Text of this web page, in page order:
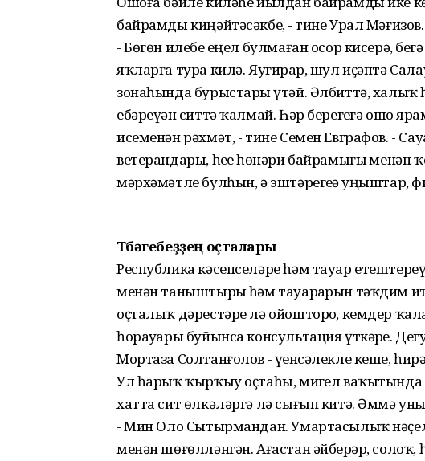
байрамды киңәйтәсәкбеҙ, - тине Урал Мәғизов.
- Бөгөн илебеҙ еңел булмаған осор кисерә,
яҡларға тура килә. Яугирҙар, шул иҫәптә
зонаһында бурыстарҙы үтәй. Әлбиттә, халыҡ
ебәреүҙән ситтә ҡалмай. Һәр берегеҙгә ошо
исеменән рәхмәт, - тине Семен Евграфов. -
ветерандары, һеҙҙе һөнәри байрамығыҙ
мәрхәмәтле булһын, ә эштәрегеҙҙә
Төбәгебеҙҙең оҫталары
Республика кәсепселәре һәм тауар
менән таныштырҙы һәм тауарҙарын тәҡдим
оҫталыҡ дәрестәре лә ойошторҙо, кемдер
һорауҙары буйынса консультация үткәрҙе.
Мортаза Солтанғолов - үҙенсәлекле кеше,
Ул һарыҡ ҡырҡыу оҫтаһы, миҙгел
хатта сит өлкәләргә лә сығып китә. Әммә
- Мин Оло Сытырмандан. Умартасылыҡ
менән шөғөлләнгән. Ағастан әйберҙәр,